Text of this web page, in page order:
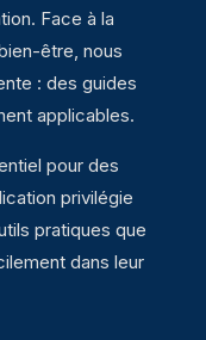
Face à la
être, nous
: des guides
applicables.
pour des
privilégie
pratiques que
dans leur